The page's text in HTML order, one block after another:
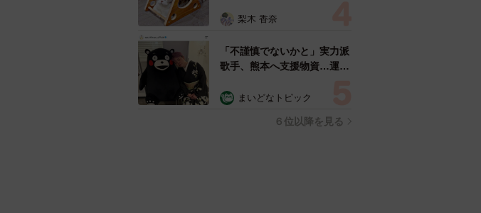
響 「100点満点」「かわい
梨木 香奈
「不謹慎でないかと」実力派
歌手、熊本へ支援物資…運搬
めらい 「痛いほど伝わる」
まいどなトピック
６位以降を見る